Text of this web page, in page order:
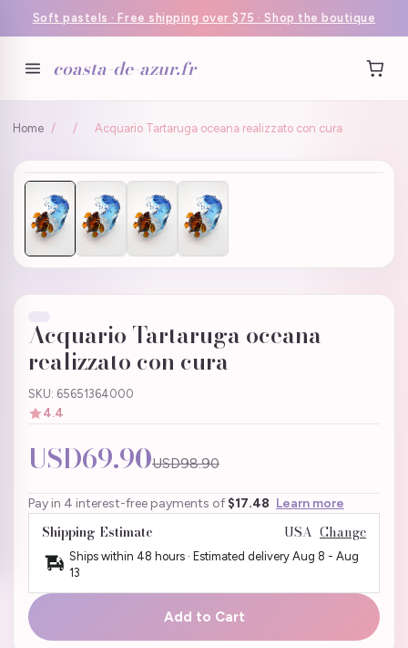
Soft pastels · Free shipping over $75 · Shop the boutique
coasta-de-azur.fr
Home / / Acquario Tartaruga oceana realizzato con cura
Acquario Tartaruga oceana
realizzato con cura
SKU: 65651364000
4.4
USD69.90USD98.90
Pay in 4 interest-free payments of $17.48 Learn more
Shipping Estimate USA Change
Ships within 48 hours · Estimated delivery Aug 8 - Aug
13
Add to Cart